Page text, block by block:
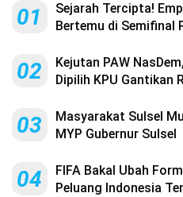
01
Sejarah Tercipta!
Bertemu di Semifinal
02
Kejutan PAW
Dipilih KPU Gantikan
03
Masyarakat Sulsel
MYP Gubernur Sulsel
04
FIFA Bakal Ubah
Peluang Indonesia